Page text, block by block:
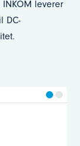
leverer
DC-